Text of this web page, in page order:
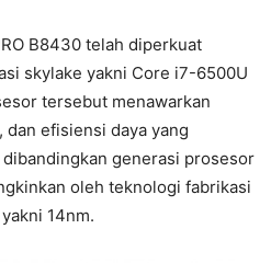
B8430 telah diperkuat
skylake yakni Core i7-6500U
tersebut menawarkan
dan efisiensi daya yang
generasi prosesor
oleh teknologi fabrikasi
14nm.